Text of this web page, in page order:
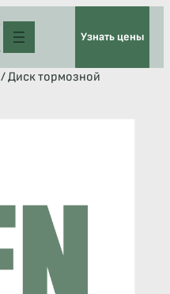
Узнать цены
/ Диск тормозной